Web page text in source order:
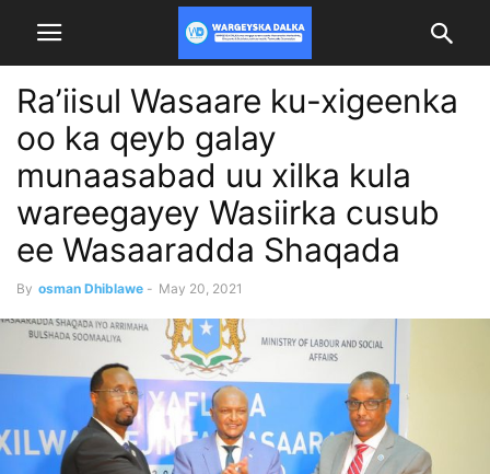
Ra’iisul Wasaare ku-xigeenka
oo ka qeyb galay
munaasabad uu xilka kula
wareegayey Wasiirka cusub
ee Wasaaradda Shaqada
By osman Dhiblawe - May 20, 2021